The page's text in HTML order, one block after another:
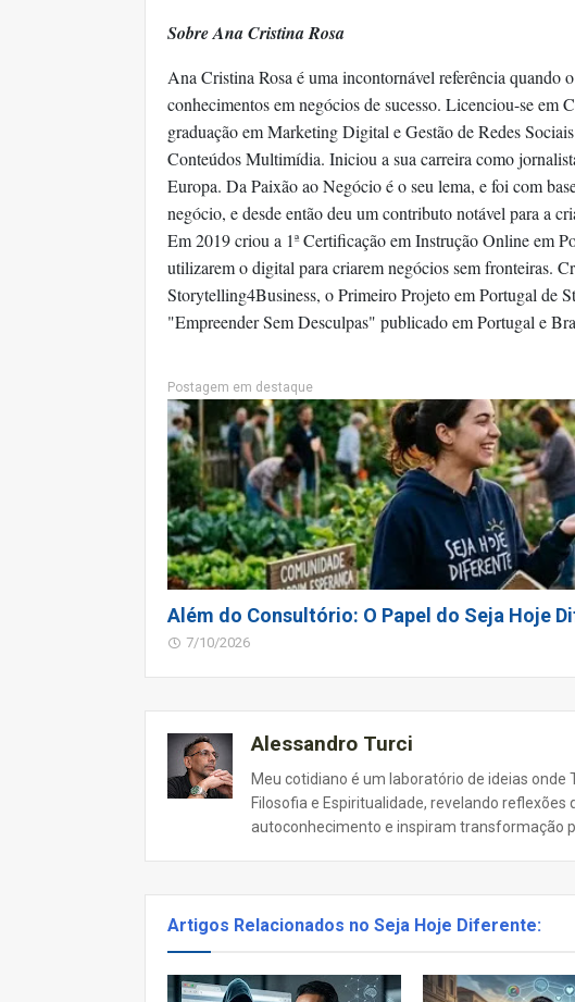
Sobre Ana Cristina Rosa
Ana Cristina Rosa é uma incontornável referência quando
conhecimentos em negócios de sucesso. Licenciou-se em
graduação em Marketing Digital e Gestão de Redes
Conteúdos Multimídia. Iniciou a sua carreira como
Europa. Da Paixão ao Negócio é o seu lema, e foi com
negócio, e desde então deu um contributo notável para a
Em 2019 criou a 1ª Certificação em Instrução Online em
utilizarem o digital para criarem negócios sem fronteiras.
Storytelling4Business, o Primeiro Projeto em Portugal de
"Empreender Sem Desculpas" publicado em Portugal e
Postagem em destaque
Além do Consultório: O Papel do Seja Hoje
7/10/2026
Alessandro Turci
Meu cotidiano é um laboratório de ideias onde
Filosofia e Espiritualidade, revelando
autoconhecimento e inspiram transformação
Artigos Relacionados no Seja Hoje Diferente: